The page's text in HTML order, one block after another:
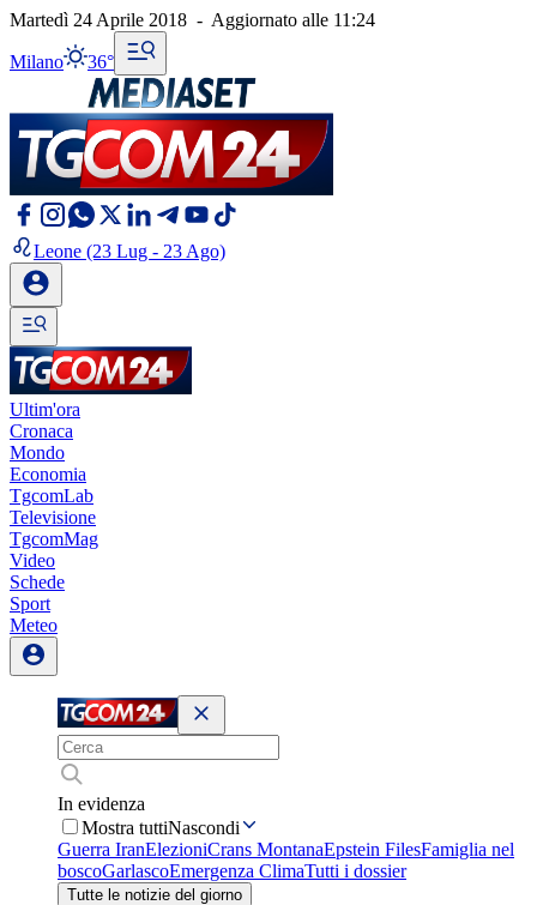
Martedì 24 Aprile 2018 - Aggiornato alle 11:24
Milano 36°
Leone (23 Lug - 23 Ago)
Ultim'ora
Cronaca
Mondo
Economia
TgcomLab
Televisione
TgcomMag
Video
Schede
Sport
Meteo
In evidenza
Mostra tuttiNascondi
Guerra IranElezioniCrans MontanaEpstein FilesFamiglia nel
boscoGarlascoEmergenza ClimaTutti i dossier
Tutte le notizie del giorno